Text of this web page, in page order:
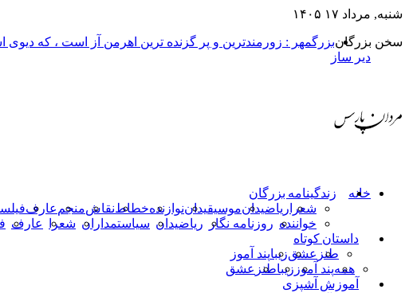
شنبه, مرداد ۱۷ ۱۴۰۵
سخن بزرگانبزرگمهر : زورمندترین و پر گزنده ترین اهرمن آز است ، که
دیر ساز
خانه زندگینامه بزرگان
شعرا ریاضیدانموسیقیداننوازندهخطاطنقاشمنجم عارف
خواننده روزنامه نگار ریاضیدان سیاستمداران شعرا عارف
داستان کوتاه
طنز عشقزیباپند آموز
همهپند آموز زیباطنز عشق
آموزش آشپزی